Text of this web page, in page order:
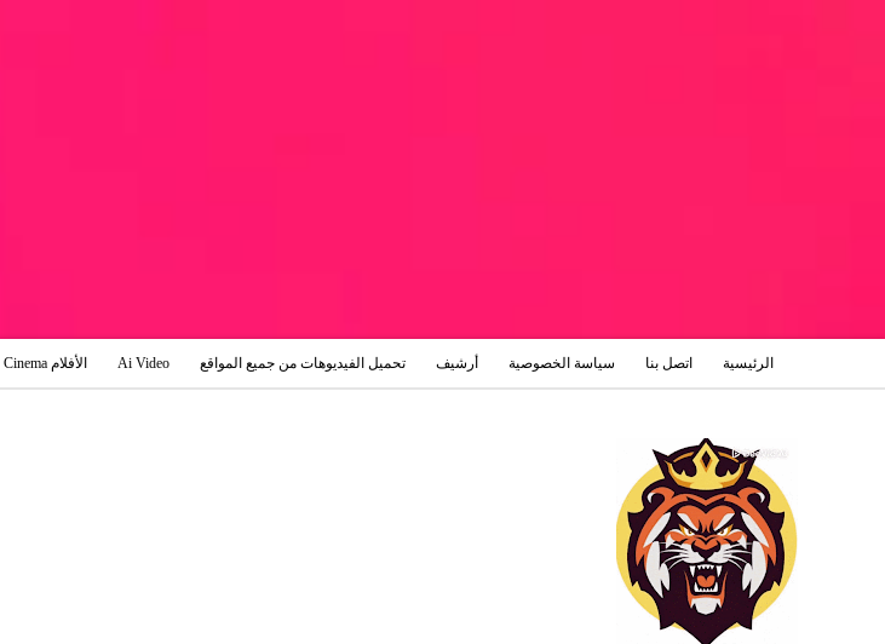
الرئيسية اتصل بنا سياسة الخصوصية أرشيف تحميل الفيديوهات من جميع المواقع Ai Video الأفلام Cinema